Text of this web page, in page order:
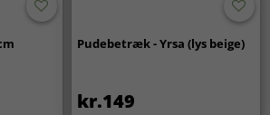
Pudebetræk - Yrsa (lys beige)
kr.149